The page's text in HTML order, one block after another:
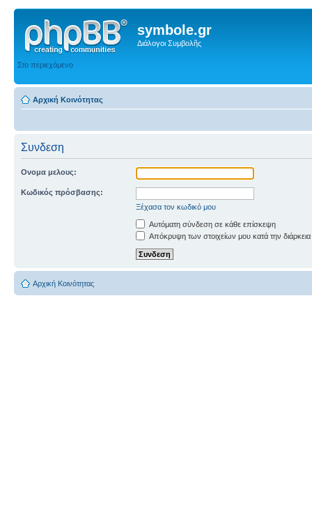
symbole.gr
Διάλογοι Συμβολῆς
Στο περιεχόμενο
Αρχική Κοινότητας
Συνδεση
Ονομα μελους:
Κωδικός πρόσβασης:
Ξέχασα τον κωδικό μου
Αυτόματη σύνδεση σε κάθε επίσκεψη
Απόκρυψη των στοιχείων μου κατά την
Αρχική Κοινότητας